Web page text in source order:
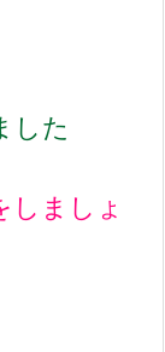
した
しましょ